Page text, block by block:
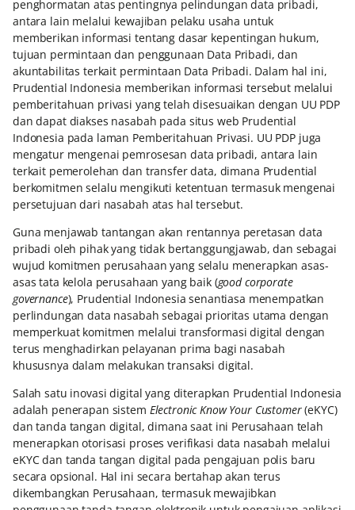
penghormatan atas pentingnya pelindungan data pribadi,
antara lain melalui kewajiban pelaku usaha untuk
memberikan informasi tentang dasar kepentingan hukum,
tujuan permintaan dan penggunaan Data Pribadi, dan
akuntabilitas terkait permintaan Data Pribadi. Dalam hal ini,
Prudential Indonesia memberikan informasi tersebut melalui
pemberitahuan privasi yang telah disesuaikan dengan UU PDP
dan dapat diakses nasabah pada situs web Prudential
Indonesia pada laman Pemberitahuan Privasi. UU PDP juga
mengatur mengenai pemrosesan data pribadi, antara lain
terkait pemerolehan dan transfer data, dimana Prudential
berkomitmen selalu mengikuti ketentuan termasuk mengenai
persetujuan dari nasabah atas hal tersebut.
Guna menjawab tantangan akan rentannya peretasan data
pribadi oleh pihak yang tidak bertanggungjawab, dan sebagai
wujud komitmen perusahaan yang selalu menerapkan asas-
asas tata kelola perusahaan yang baik (good corporate
governance), Prudential Indonesia senantiasa menempatkan
perlindungan data nasabah sebagai prioritas utama dengan
memperkuat komitmen melalui transformasi digital dengan
terus menghadirkan pelayanan prima bagi nasabah
khususnya dalam melakukan transaksi digital.
Salah satu inovasi digital yang diterapkan Prudential Indonesia
adalah penerapan sistem Electronic Know Your Customer(eKYC)
dan tanda tangan digital, dimana saat ini Perusahaan telah
menerapkan otorisasi proses verifikasi data nasabah melalui
eKYC dan tanda tangan digital pada pengajuan polis baru
secara opsional. Hal ini secara bertahap akan terus
dikembangkan Perusahaan, termasuk mewajibkan